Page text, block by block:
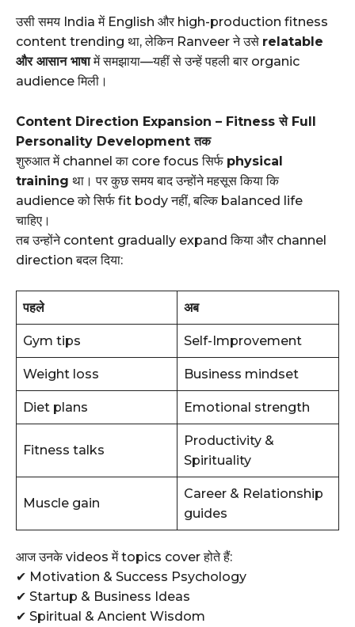
उसी समय India में English और high-production fitness
content trending था, लेकिन Ranveer ने उसे relatable
और आसान भाषामें समझाया—यहीं से उन्हें पहली बार organic
audience मिली।
Content Direction Expansion – Fitness से Full
Personality Development तक
शुरुआत में channel का core focus सिर्फ physical
training था। पर कुछ समय बाद उन्होंने महसूस किया कि
audience को सिर्फ fit body नहीं, बल्कि balanced life
चाहिए।
तब उन्होंने content gradually expand किया और channel
direction बदल दिया:
पहले अब
Gym tips Self-Improvement
Weight loss Business mindset
Diet plans Emotional strength
Fitness talks
Productivity &
Spirituality
Muscle gain
Career & Relationship
guides
आज उनके videos में topics cover होते हैं:
✔ Motivation & Success Psychology
✔ Startup & Business Ideas
✔ Spiritual & Ancient Wisdom